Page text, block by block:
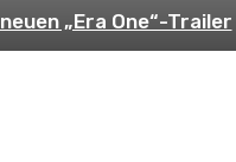
„Era One“-Trailer